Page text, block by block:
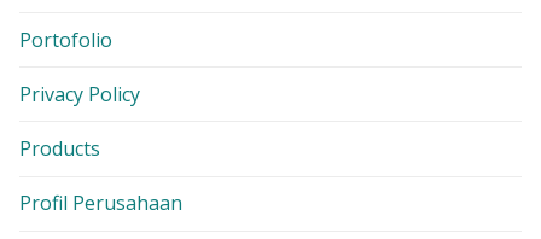
Portofolio
Privacy Policy
Products
Profil Perusahaan